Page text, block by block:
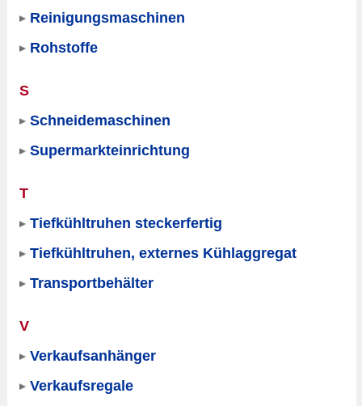
Reinigungsmaschinen
Rohstoffe
S
Schneidemaschinen
Supermarkteinrichtung
T
Tiefkühltruhen steckerfertig
Tiefkühltruhen, externes Kühlaggregat
Transportbehälter
V
Verkaufsanhänger
Verkaufsregale